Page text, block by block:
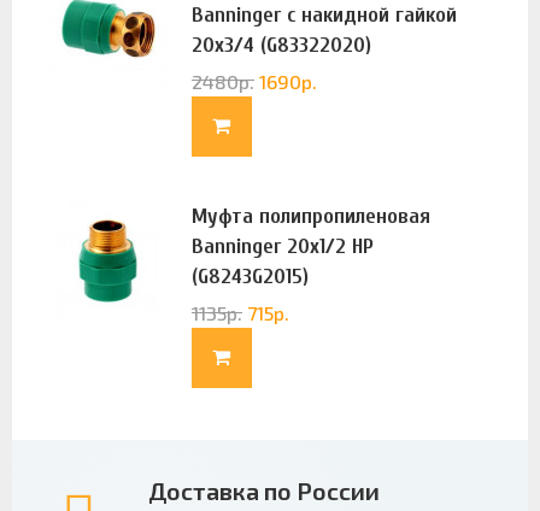
Banninger с накидной гайкой
20х3/4 (G83322020)
2480р. 1690р.
Муфта полипропиленовая
Banninger 20х1/2 НР
(G8243G2015)
1135р. 715р.
Доставка по России